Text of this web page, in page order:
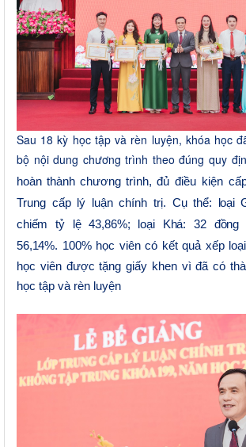
Sau 18 kỳ học tập và rèn luyện, khóa học
bộ nội dung chương trình theo đúng quy
hoàn thành chương trình,đủ điều kiện
Trung cấp lý luận chính trị. Cụ thể: loại
chiếm tỷ lệ43,86%; loại Khá: 32đồng
56,14%. 100% học viên có kết quả xếp
học viên được tặng giấy khen vì đã có
học tập và rèn luyện